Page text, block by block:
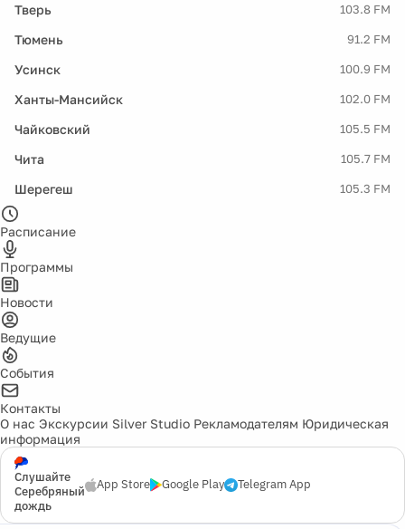
Тверь 103.8 FM
Тюмень 91.2 FM
Усинск 100.9 FM
Ханты-Мансийск 102.0 FM
Чайковский 105.5 FM
Чита 105.7 FM
Шерегеш 105.3 FM
Расписание
Программы
Новости
Ведущие
События
Контакты
О нас Экскурсии Silver Studio Рекламодателям Юридическая
информация
Слушайте
Серебряный
дождь
App Store Google Play Telegram App